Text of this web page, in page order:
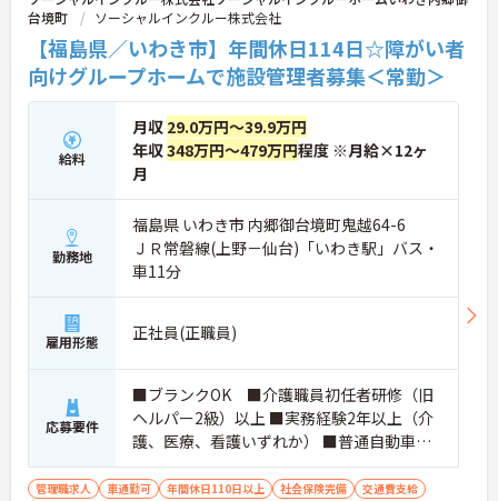
台境町
ソーシャルインクルー株式会社
【福島県／いわき市】年間休日114日☆障がい者
向けグループホームで施設管理者募集＜常勤＞
給料
月収 29.0万円～39.9万円
年収348万円～479万円程度 ※月給×12ヶ
月
勤務地
福島県 いわき市 内郷御台境町鬼越64-6
ＪＲ常磐線(上野－仙台)「いわき駅」バス・
車11分
雇用形態 正社員(正職員)
応募要件
■ブランクOK ■介護職員初任者研修（旧
ヘルパー2級）以上 ■実務経験2年以上（介
護、医療、看護いずれか） ■普通自動車運
転免許(AT限定可) ※管理業務に就かれて
いた方歓迎
管理職求人 車通勤可 年間休日110日以上 社会保険完備 交通費支給